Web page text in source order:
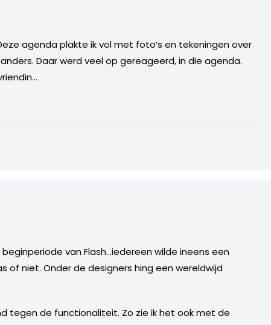
agenda plakte ik vol met foto’s en tekeningen over
Daar werd veel op gereageerd, in die agenda.
van Flash…iedereen wilde ineens een
of niet. Onder de designers hing een wereldwijd
tegen de functionaliteit. Zo zie ik het ook met de